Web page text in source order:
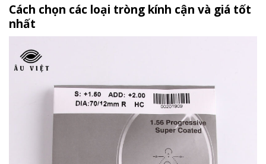
Cách chọn các loại tròng kính cận và giá tốt
nhất